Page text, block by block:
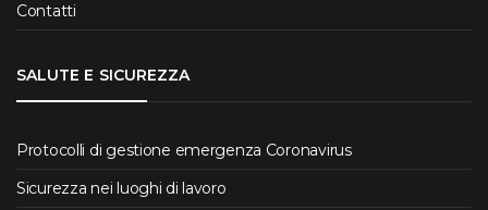
Contatti
SALUTE E SICUREZZA
Protocolli di gestione emergenza Coronavirus
Sicurezza nei luoghi di lavoro